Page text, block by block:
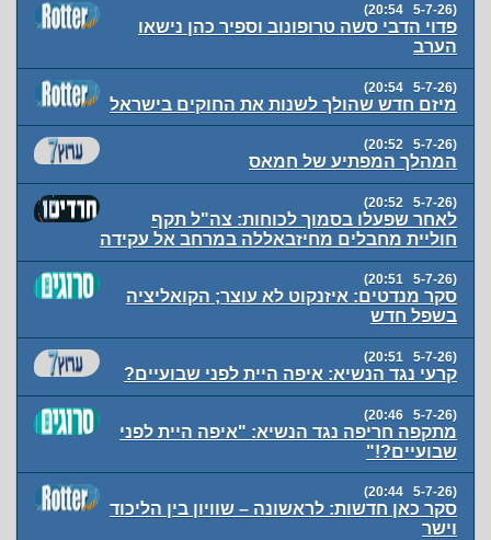
(5-7-26 20:54)
פדוי הדבי סשה טרופונוב וספיר כהן נישאו
הערב
(5-7-26 20:54)
מיזם חדש שהולך לשנות את החוקים בישראל
(5-7-26 20:52)
המהלך המפתיע של חמאס
(5-7-26 20:52)
לאחר שפעלו בסמוך לכוחות: צה"ל תקף
חוליית מחבלים מחיזבאללה במרחב אל עקידה
(5-7-26 20:51)
סקר מנדטים: איזנקוט לא עוצר; הקואליציה
בשפל חדש
(5-7-26 20:51)
קרעי נגד הנשיא: איפה היית לפני שבועיים?
(5-7-26 20:46)
מתקפה חריפה נגד הנשיא: "איפה היית לפני
שבועיים?!"
(5-7-26 20:44)
סקר כאן חדשות: לראשונה – שוויון בין הליכוד
וישר